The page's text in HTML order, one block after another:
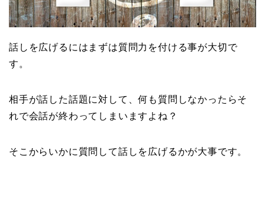
話しを広げるにはまずは質問力を付ける事が大切で
す。
相手が話した話題に対して、何も質問しなかったらそ
れで会話が終わってしまいますよね？
そこからいかに質問して話しを広げるかが大事です。